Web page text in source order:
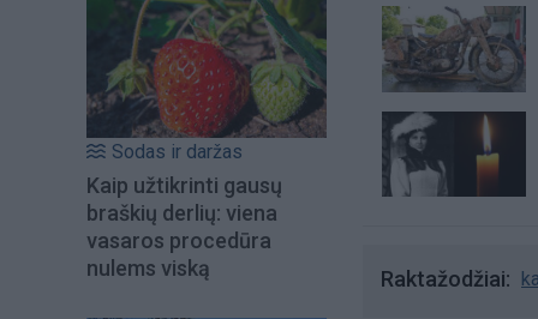
Sodas ir daržas
Kaip užtikrinti gausų
braškių derlių: viena
vasaros procedūra
nulems viską
Raktažodžiai